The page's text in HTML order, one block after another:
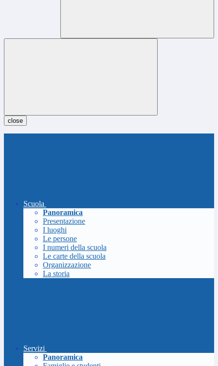
close
Scuola
Panoramica
Presentazione
I luoghi
Le persone
I numeri della scuola
Le carte della scuola
Organizzazione
La storia
Servizi
Panoramica